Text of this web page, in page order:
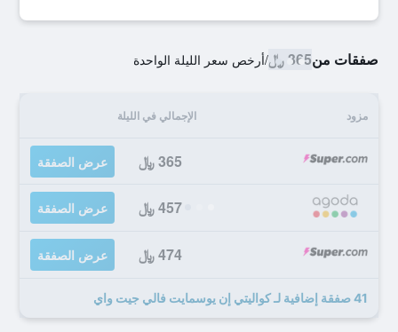
صفقات من365 ﷼ /أرخص سعر الليلة الواحدة
مزود الإجمالي في الليلة
365 ﷼ عرض الصفقة
457 ﷼ عرض الصفقة
474 ﷼ عرض الصفقة
41 صفقة إضافية لـ كواليتي إن يوسمايت فالي جيت واي